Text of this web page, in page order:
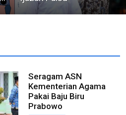
Seragam ASN
Kementerian Agama
Pakai Baju Biru
Prabowo